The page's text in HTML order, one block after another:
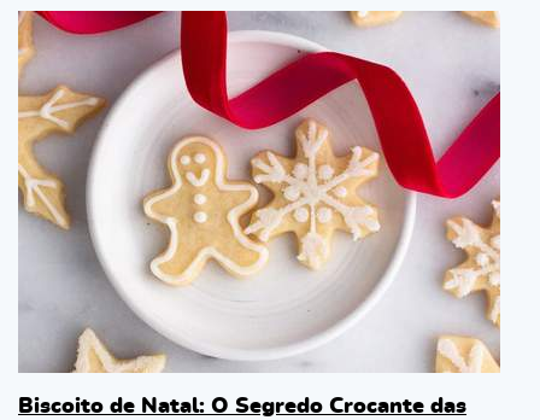
Biscoito de Natal: O Segredo Crocante das